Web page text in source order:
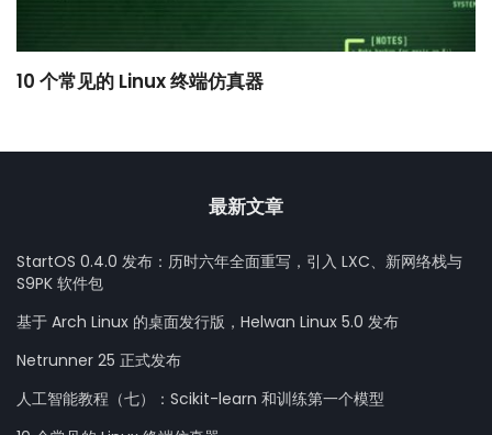
10 个常见的 Linux 终端仿真器
最新文章
StartOS 0.4.0 发布：历时六年全面重写，引入 LXC、新网络栈与
S9PK 软件包
基于 Arch Linux 的桌面发行版，Helwan Linux 5.0 发布
Netrunner 25 正式发布
人工智能教程（七）：Scikit-learn 和训练第一个模型